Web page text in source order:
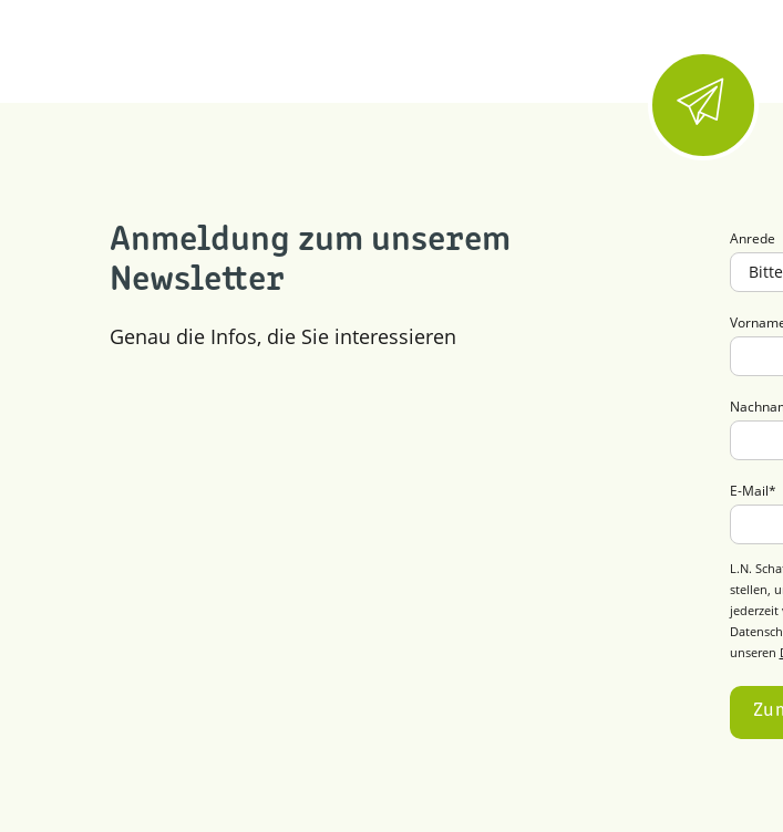
Anmeldung zum unserem
Newsletter
Genau die Infos, die Sie interessieren
Anrede
E-Mail*
L.N.
stellen,
unseren